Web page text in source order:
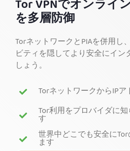
ブログ
ログイン
PIA VPNを
Tor VPNでオンライ
を多層防御
TorネットワークとPIAを併用し
ビティを隠してより安全にイン
しょう。
TorネットワークからIP
Tor利用をプロバイダに
す
世界中どこでも安全に
ます